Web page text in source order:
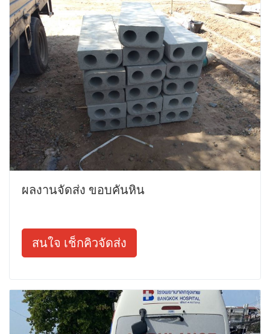
ผลงานจัดส่ง ขอบคันหิน
สนใจ เช็กคิวจัดส่ง